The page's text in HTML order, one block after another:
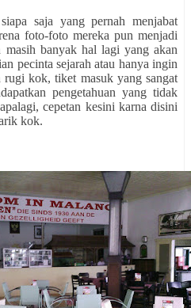
saja yang pernah menjabat
foto-foto mereka pun menjadi
banyak hal lagi yang akan
pecinta sejarah atau hanya ingin
kok, tiket masuk yang sangat
pengetahuan yang tidak
cepetan kesini karna disini
kok.